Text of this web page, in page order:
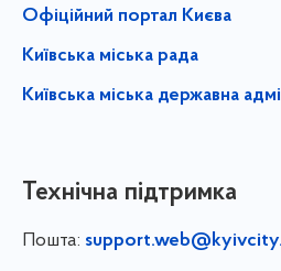
Офіційний портал Києва
Київська міська рада
Київська міська державна
Технічна підтримка
Пошта: